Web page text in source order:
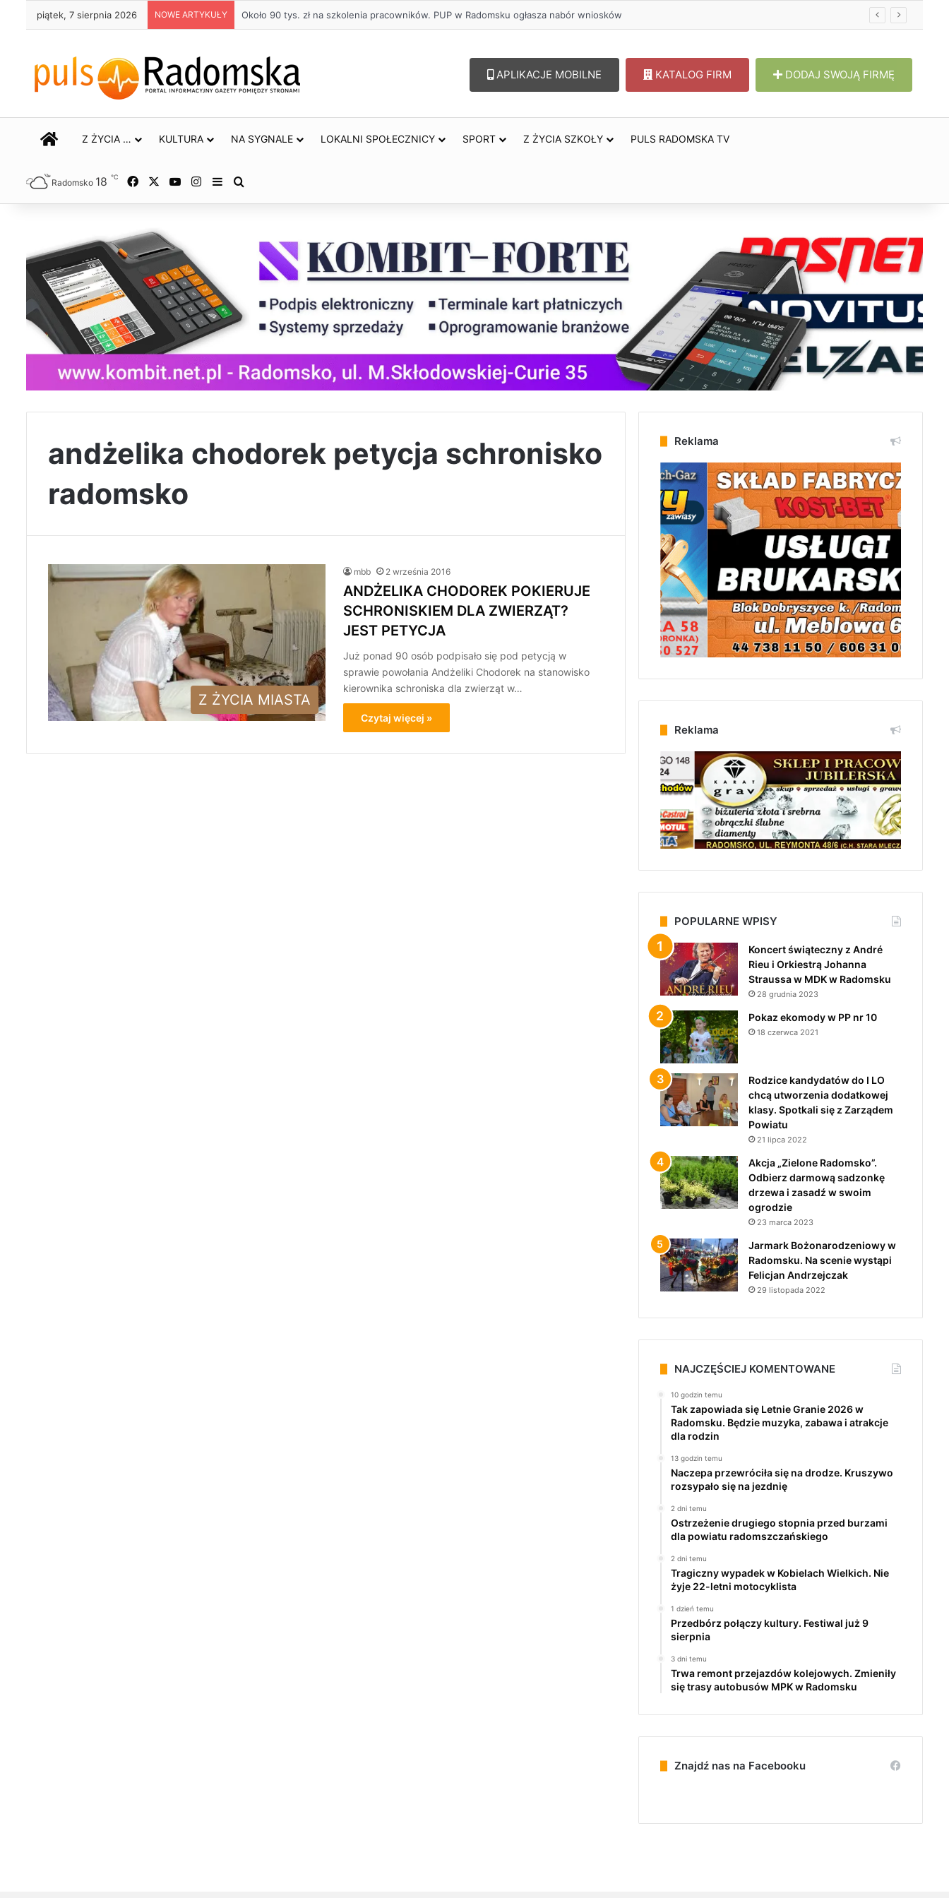
piątek, 7 sierpnia 2026 NOWE ARTYKUŁY Życie bez alkoholu – lepszy wybór. Radomsko włącza się w Miesiąc Trzeźwości
APLIKACJE MOBILNE KATALOG FIRM DODAJ SWOJĄ FIRMĘ
STRONA GŁÓWNA
Z ŻYCIA … KULTURA NA SYGNALE LOKALNI SPOŁECZNICY SPORT Z ŻYCIA SZKOŁY PULS RADOMSKA TV
Radomsko 18 ℃ Facebook YouTubeInstagram
Sidebar
andżelika chodorek petycja schronisko
radomsko
Z ŻYCIA MIASTA
mbb 2 września 2016
ANDŻELIKA CHODOREK POKIERUJE
SCHRONISKIEM DLA ZWIERZĄT?
JEST PETYCJA
Już ponad 90 osób podpisało się pod petycją w
sprawie powołania Andżeliki Chodorek na stanowisko
kierownika schroniska dla zwierząt w…
Czytaj więcej »
Reklama
Reklama
POPULARNE WPISY
Koncert świąteczny z André
Rieu i Orkiestrą Johanna
Straussa w MDK w Radomsku
28 grudnia 2023
Pokaz ekomody w PP nr 10
18 czerwca 2021
Rodzice kandydatów do I LO
chcą utworzenia dodatkowej
klasy. Spotkali się z Zarządem
Powiatu
21 lipca 2022
Akcja „Zielone Radomsko”.
Odbierz darmową sadzonkę
drzewa i zasadź w swoim
ogrodzie
23 marca 2023
Jarmark Bożonarodzeniowy w
Radomsku. Na scenie wystąpi
Felicjan Andrzejczak
29 listopada 2022
NAJCZĘŚCIEJ KOMENTOWANE
10 godzin temu
Tak zapowiada się Letnie Granie 2026 w
Radomsku. Będzie muzyka, zabawa i atrakcje
dla rodzin
13 godzin temu
Naczepa przewróciła się na drodze. Kruszywo
rozsypało się na jezdnię
2 dni temu
Ostrzeżenie drugiego stopnia przed burzami
dla powiatu radomszczańskiego
2 dni temu
Tragiczny wypadek w Kobielach Wielkich. Nie
żyje 22-letni motocyklista
1 dzień temu
Przedbórz połączy kultury. Festiwal już 9
sierpnia
3 dni temu
Trwa remont przejazdów kolejowych. Zmieniły
się trasy autobusów MPK w Radomsku
Znajdź nas na Facebooku